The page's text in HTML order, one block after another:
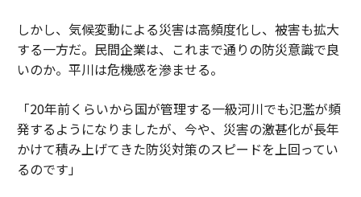
しかし、気候変動による災害は高頻度化し、被害も拡大
する一方だ。民間企業は、これまで通りの防災意識で良
いのか。平川は危機感を滲ませる。
「20年前くらいから国が管理する一級河川でも氾濫が頻
発するようになりましたが、今や、災害の激甚化が長年
かけて積み上げてきた防災対策のスピードを上回ってい
るのです」